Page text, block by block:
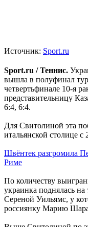
Источник: Sport.ru
Sport.ru / Теннис.
вышла в полуфинал
четвертьфинале 10-я
представительницу
6:4, 6:4.
Для Свитолиной эта
итальянской столице с
Швёнтек разгромила
Риме
По количеству
украинка поднялась на
Сереной Уильямс, у
россиянку Марию